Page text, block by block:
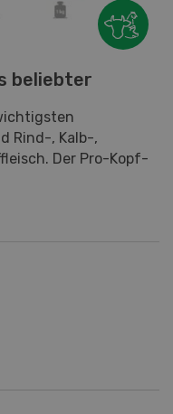
beliebter
Rind-, Kalb-,
Der Pro-Kopf-